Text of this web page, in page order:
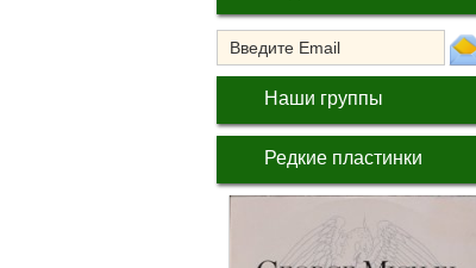
Наши группы
Редкие пластинки